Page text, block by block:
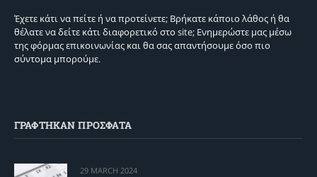
Έχετε κάτι να πείτε ή να προτείνετε; Βρήκατε κάποιο λάθος ή θα
θέλατε να δείτε κάτι διαφορετικό στο site; Ενημερώστε μας μέσω
της φόρμας επικοινωνίας και θα σας απαντήσουμε όσο πιο
σύντομα μπορούμε.
ΓΡΑΦΤΗΚΑΝ ΠΡΟΣΦΑΤΑ
29 MARCH 2024